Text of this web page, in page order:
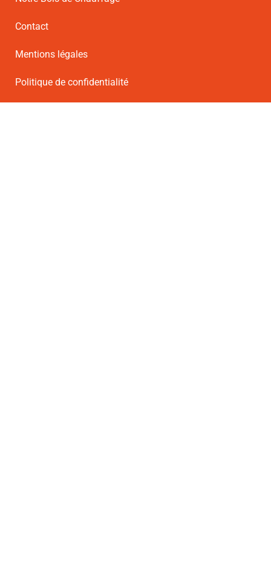
Contact
Mentions légales
Politique de confidentialité